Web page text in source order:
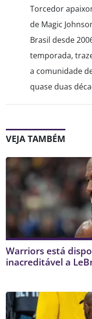
Torcedor
a era de
Lakers
cada
notícias
torcedores
décadas.
VEJA TAMBÉM
Warriors está